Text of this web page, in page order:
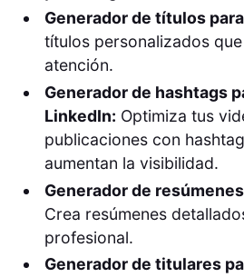
Generador de títulos
títulos personalizados
atención.
Generador de hashtags
LinkedIn: Optimiza tus
publicaciones con
aumentan la visibilidad.
Generador de
Crea resúmenes
profesional.
Generador de titulares